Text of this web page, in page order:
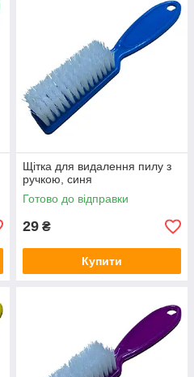
Щітка для видалення пилу з
ручкою, синя
Готово до відправки
29 ₴
Купити